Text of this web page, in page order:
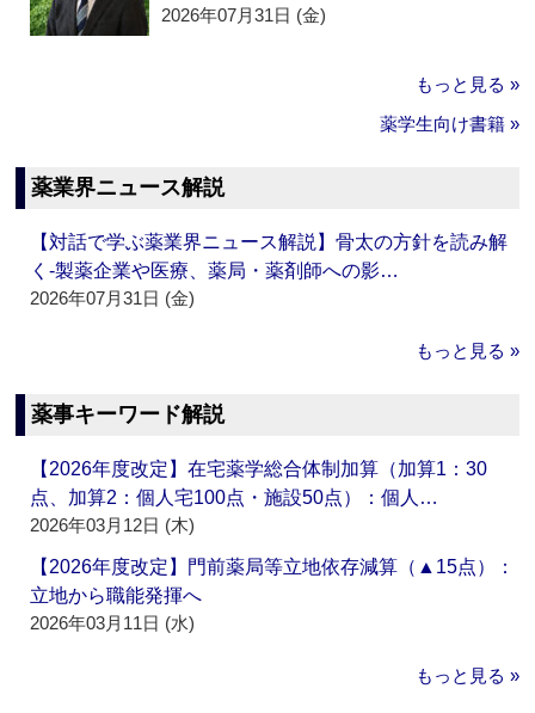
2026年07月31日 (金)
もっと見る »
薬学生向け書籍 »
薬業界ニュース解説
【対話で学ぶ薬業界ニュース解説】骨太の方針を読み解
く‐製薬企業や医療、薬局・薬剤師への影…
2026年07月31日 (金)
もっと見る »
薬事キーワード解説
【2026年度改定】在宅薬学総合体制加算（加算1：30
点、加算2：個人宅100点・施設50点）：個人…
2026年03月12日 (木)
【2026年度改定】門前薬局等立地依存減算（▲15点）：
立地から職能発揮へ
2026年03月11日 (水)
もっと見る »